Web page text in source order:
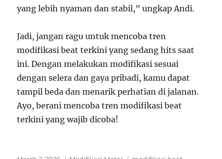
yang lebih nyaman dan stabil,” ungkap Andi.
Jadi, jangan ragu untuk mencoba tren
modifikasi beat terkini yang sedang hits saat
ini. Dengan melakukan modifikasi sesuai
dengan selera dan gaya pribadi, kamu dapat
tampil beda dan menarik perhatian di jalanan.
Ayo, berani mencoba tren modifikasi beat
terkini yang wajib dicoba!